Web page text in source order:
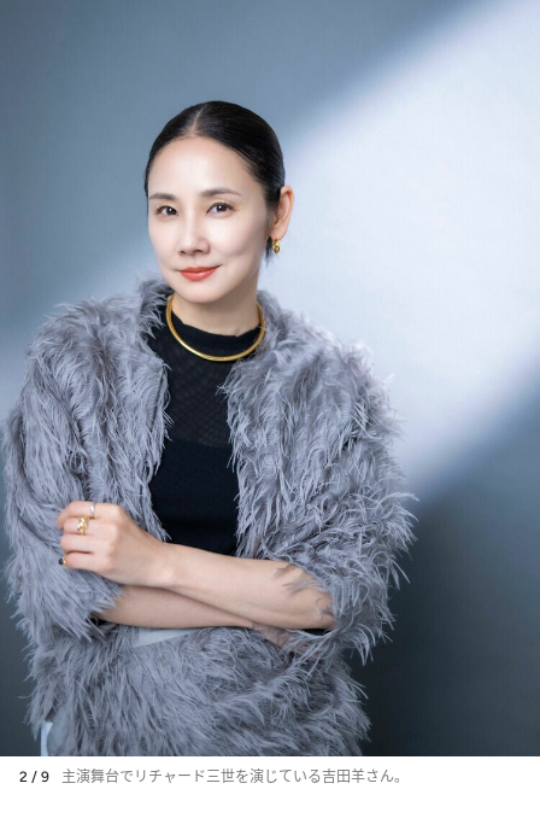
2 / 9 主演舞台でリチャード三世を演じている吉田羊さん。